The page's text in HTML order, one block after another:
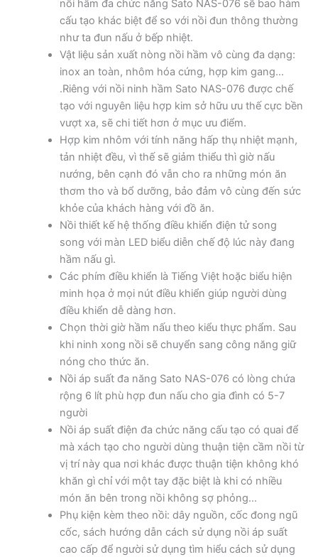
nồi hầm đa chức năng Sato NAS-076 sẽ bao hàm
cấu tạo khác biệt để so với nồi đun thông thường
như ta đun nấu ở bếp nhiệt.
Vật liệu sản xuất nòng nồi hầm vô cùng đa dạng:
inox an toàn, nhôm hóa cứng, hợp kim gang…
.Riêng với nồi ninh hầm Sato NAS-076 được chế
tạo với nguyên liệu hợp kim sở hữu ưu thế cực bền
vượt xa, sẽ chi tiết hơn ở mục ưu điểm.
Hợp kim nhôm với tính năng hấp thụ nhiệt mạnh,
tản nhiệt đều, vì thế sẽ giảm thiểu thì giờ nấu
nướng, bên cạnh đó vẫn cho ra những món ăn
thơm tho và bổ dưỡng, bảo đảm vô cùng đến sức
khỏe của khách hàng với đồ ăn.
Nồi thiết kế hệ thống điều khiển điện tử song
song với màn LED biểu diễn chế độ lúc này đang
hầm nấu gì.
Các phím điều khiển là Tiếng Việt hoặc biểu hiện
minh họa ở mọi nút điều khiển giúp người dùng
điều khiển dễ dàng hơn.
Chọn thời giờ hầm nấu theo kiểu thực phẩm. Sau
khi ninh xong nồi sẽ chuyển sang công năng giữ
nóng cho thức ăn.
Nồi áp suất đa năng Sato NAS-076 có lòng chứa
rộng 6 lít phù hợp đun nấu cho gia đình có 5-7
người
Nồi áp suất điện đa chức năng cấu tạo có quai để
mà xách tạo cho người dùng thuận tiện cầm nồi từ
vị trí này qua nơi khác được thuận tiện không khó
khăn gì chỉ với một tay đặc biệt là khi có nhiều
món ăn bên trong nồi không sợ phỏng…
Phụ kiện kèm theo nồi: dây nguồn, cốc đong ngũ
cốc, sách hướng dẫn cách sử dụng nồi áp suất
cao cấp để người sử dụng tìm hiểu cách sử dụng